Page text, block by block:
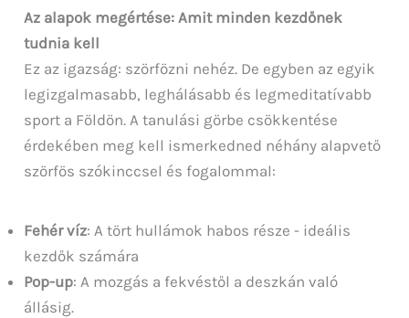
Az alapok megértése: Amit minden kezdőnek
tudnia kell
Ez az igazság: szörfözni nehéz. De egyben az egyik
legizgalmasabb, leghálásabb és legmeditatívabb
sport a Földön. A tanulási görbe csökkentése
érdekében meg kell ismerkedned néhány alapvető
szörfös szókinccsel és fogalommal:
Fehér víz: A tört hullámok habos része - ideális
kezdők számára
Pop-up: A mozgás a fekvéstől a deszkán való
állásig.